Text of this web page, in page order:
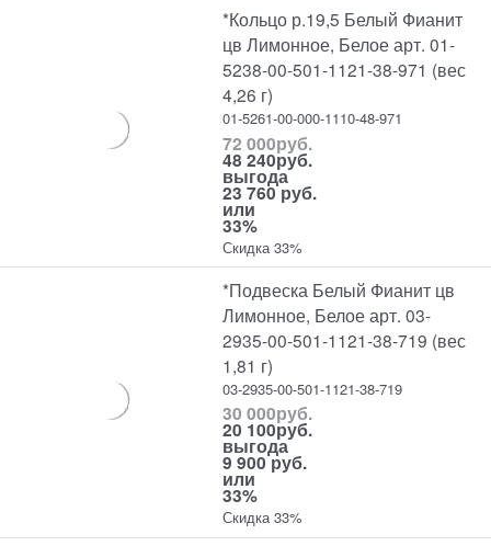
*Кольцо р.19,5 Белый Фианит
цв Лимонное, Белое арт. 01-
5238-00-501-1121-38-971 (вес
4,26 г)
01-5261-00-000-1110-48-971
72 000руб.
48 240руб.
выгода
23 760 руб.
или
33%
Скидка 33%
*Подвеска Белый Фианит цв
Лимонное, Белое арт. 03-
2935-00-501-1121-38-719 (вес
1,81 г)
03-2935-00-501-1121-38-719
30 000руб.
20 100руб.
выгода
9 900 руб.
или
33%
Скидка 33%